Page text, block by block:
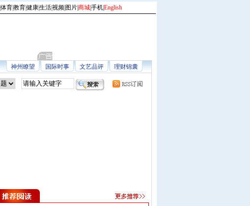
体育|教育|健康|生活|视频| 图片|商城|手机|English
理财锦囊
文艺品评
国际时事
神州瞭望